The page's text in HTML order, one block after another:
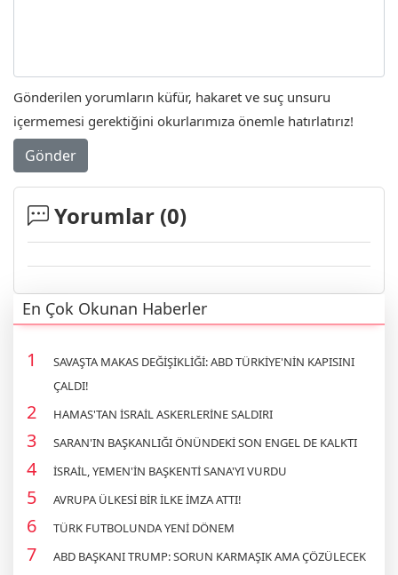
Gönderilen yorumların küfür, hakaret ve suç unsuru
içermemesi gerektiğini okurlarımıza önemle hatırlatırız!
Gönder
Yorumlar (0)
En Çok Okunan Haberler
SAVAŞTA MAKAS DEĞİŞİKLİĞİ: ABD TÜRKİYE'NİN KAPISINI
ÇALDI!
HAMAS'TAN İSRAİL ASKERLERİNE SALDIRI
SARAN'IN BAŞKANLIĞI ÖNÜNDEKİ SON ENGEL DE KALKTI
İSRAİL, YEMEN'İN BAŞKENTİ SANA'YI VURDU
AVRUPA ÜLKESİ BİR İLKE İMZA ATTI!
TÜRK FUTBOLUNDA YENİ DÖNEM
ABD BAŞKANI TRUMP: SORUN KARMAŞIK AMA ÇÖZÜLECEK